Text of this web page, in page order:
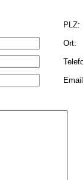
PLZ:
Ort: